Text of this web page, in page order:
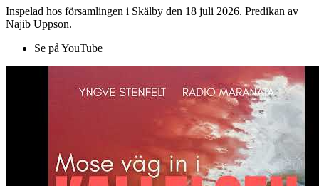
Inspelad hos församlingen i Skälby den 18 juli 2026. Predikan av
Najib Uppson.
Se på YouTube